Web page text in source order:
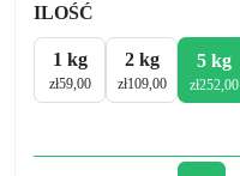
ILOŚĆ
1 kg
zł59,00
2 kg
zł109,00
5 kg
zł252,00